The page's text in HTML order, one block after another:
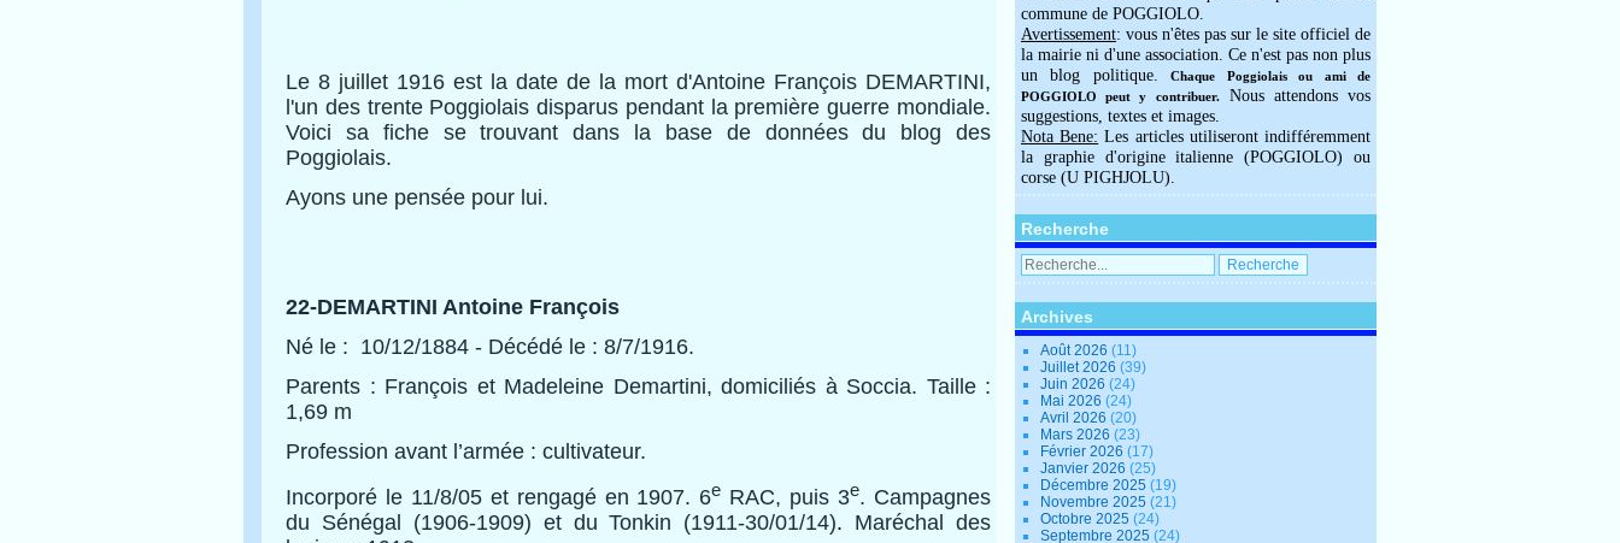
Le 8 juillet 1916 est la date de la mort d'Antoine François DEMARTINI,
l'un des trente Poggiolais disparus pendant la première guerre mondiale.
Voici sa fiche se trouvant dans la base de données du blog des
Poggiolais.
Ayons une pensée pour lui.
22-DEMARTINI Antoine François
Né le : 10/12/1884 - Décédé le : 8/7/1916.
Parents : François et Madeleine Demartini, domiciliés à Soccia. Taille :
1,69 m
Profession avant l’armée : cultivateur.
Incorporé le 11/8/05 et rengagé en 1907. 6e RAC, puis 3e. Campagnes
du Sénégal (1906-1909) et du Tonkin (1911-30/01/14). Maréchal des
commune de POGGIOLO.
Avertissement: vous n'êtes pas sur le site officiel de
la mairie ni d'une association. Ce n'est pas non plus
un blog politique.Chaque Poggiolais ou ami de
POGGIOLO peut y contribuer.Nous attendons vos
suggestions, textes et images.
Nota Bene: Les articles utiliseront indifféremment
la graphie d'origine italienne (POGGIOLO) ou
corse (U PIGHJOLU).
Recherche
Archives
Août 2026 (11)
Juillet 2026 (39)
Juin 2026 (24)
Mai 2026 (24)
Avril 2026 (20)
Mars 2026 (23)
Février 2026 (17)
Janvier 2026 (25)
Décembre 2025 (19)
Novembre 2025 (21)
Octobre 2025 (24)
Septembre 2025 (24)